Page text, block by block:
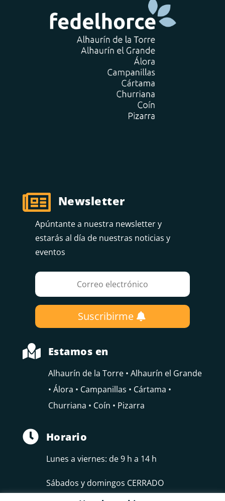
 Newsletter
Apúntante a nuestra newsletter y
estarás al día de nuestras noticias y
eventos
Suscribirme
 Estamos en
Alhaurín de la Torre • Alhaurín el Grande
• Álora • Campanillas • Cártama •
Churriana • Coín • Pizarra
 Horario
Lunes a viernes: de 9 h a 14 h
Sábados y domingos CERRADO